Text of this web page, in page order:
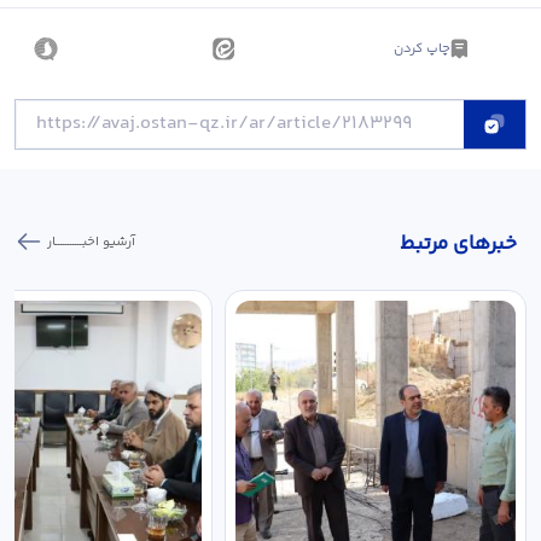
چاپ کردن
خبر‌های مرتبط آرشیو اخبـــــــــــار